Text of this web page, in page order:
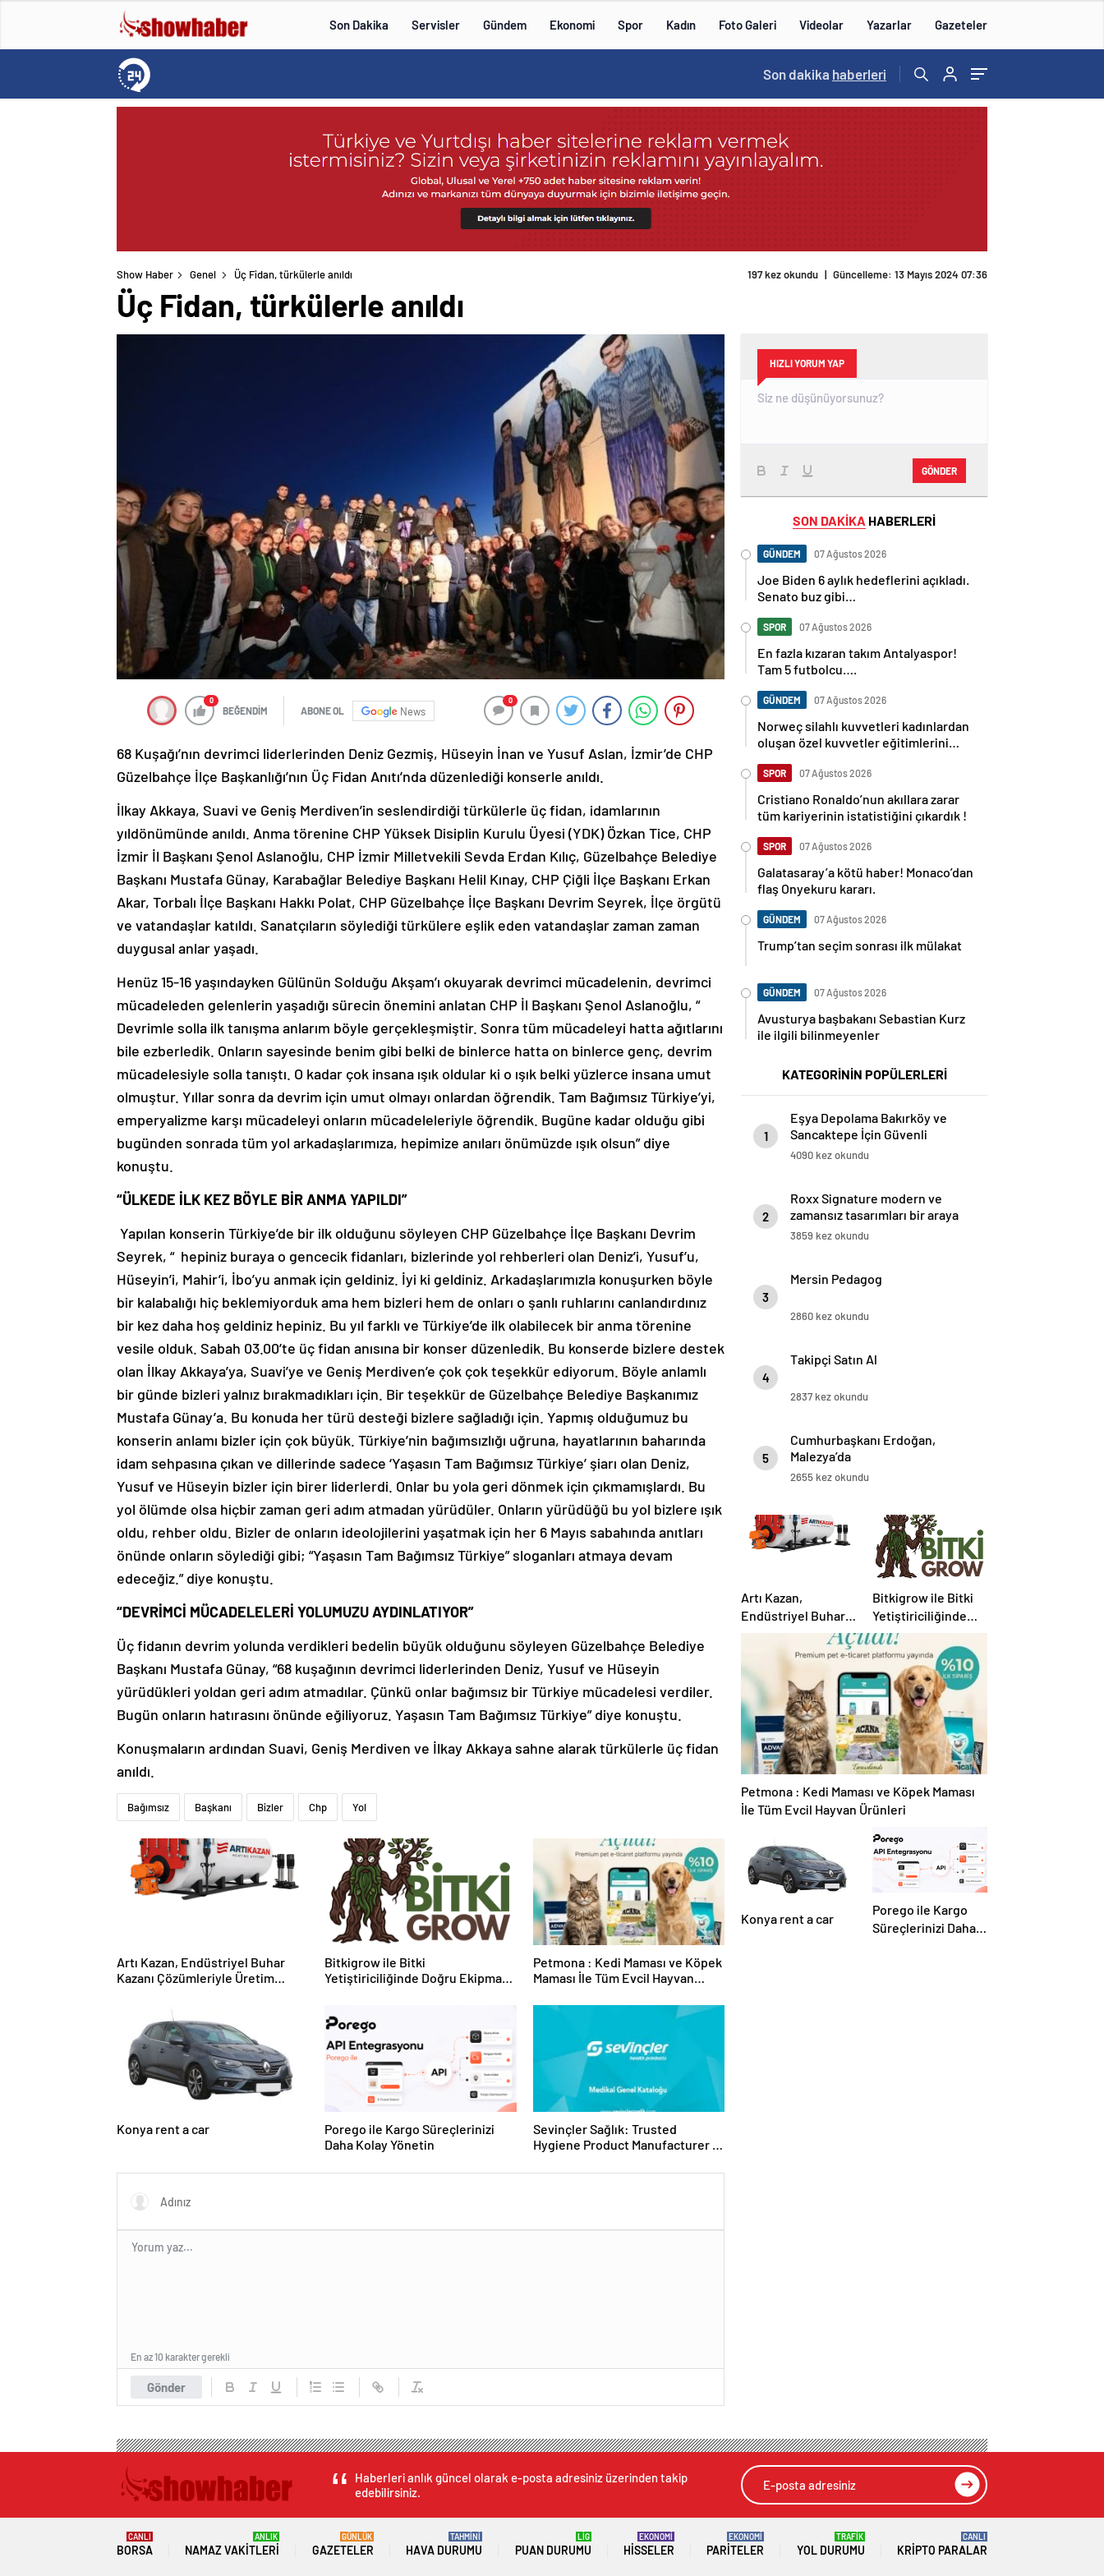
Son Dakika Servisler Gündem Ekonomi Spor Kadın Foto Galeri Videolar Yazarlar Gazeteler
Son dakika haberleri
Show Haber Genel Üç Fidan, türkülerle anıldı 197 kez okundu | Güncelleme: 13 Mayıs 2024 07:36
Üç Fidan, türkülerle anıldı
0
BEĞENDİM ABONE OL News
0
68 Kuşağı’nın devrimci liderlerinden Deniz Gezmiş, Hüseyin İnan ve Yusuf Aslan, İzmir’de CHP
Güzelbahçe İlçe Başkanlığı’nın Üç Fidan Anıtı’nda düzenlediği konserle anıldı.
İlkay Akkaya, Suavi ve Geniş Merdiven’in seslendirdiği türkülerle üç fidan, idamlarının
yıldönümünde anıldı. Anma törenine CHP Yüksek Disiplin Kurulu Üyesi (YDK) Özkan Tice, CHP
İzmir İl Başkanı Şenol Aslanoğlu, CHP İzmir Milletvekili Sevda Erdan Kılıç, Güzelbahçe Belediye
Başkanı Mustafa Günay, Karabağlar Belediye Başkanı Helil Kınay, CHP Çiğli İlçe Başkanı Erkan
Akar, Torbalı İlçe Başkanı Hakkı Polat, CHP Güzelbahçe İlçe Başkanı Devrim Seyrek, İlçe örgütü
ve vatandaşlar katıldı. Sanatçıların söylediği türkülere eşlik eden vatandaşlar zaman zaman
duygusal anlar yaşadı.
Henüz 15-16 yaşındayken Gülünün Solduğu Akşam’ı okuyarak devrimci mücadelenin, devrimci
mücadeleden gelenlerin yaşadığı sürecin önemini anlatan CHP İl Başkanı Şenol Aslanoğlu, “
Devrimle solla ilk tanışma anlarım böyle gerçekleşmiştir. Sonra tüm mücadeleyi hatta ağıtlarını
bile ezberledik. Onların sayesinde benim gibi belki de binlerce hatta on binlerce genç, devrim
mücadelesiyle solla tanıştı. O kadar çok insana ışık oldular ki o ışık belki yüzlerce insana umut
olmuştur. Yıllar sonra da devrim için umut olmayı onlardan öğrendik. Tam Bağımsız Türkiye’yi,
emperyalizme karşı mücadeleyi onların mücadeleleriyle öğrendik. Bugüne kadar olduğu gibi
bugünden sonrada tüm yol arkadaşlarımıza, hepimize anıları önümüzde ışık olsun” diye
konuştu.
“ÜLKEDE İLK KEZ BÖYLE BİR ANMA YAPILDI”
Yapılan konserin Türkiye’de bir ilk olduğunu söyleyen CHP Güzelbahçe İlçe Başkanı Devrim
Seyrek, “ hepiniz buraya o gencecik fidanları, bizlerinde yol rehberleri olan Deniz’i, Yusuf’u,
Hüseyin’i, Mahir’i, İbo’yu anmak için geldiniz. İyi ki geldiniz. Arkadaşlarımızla konuşurken böyle
bir kalabalığı hiç beklemiyorduk ama hem bizleri hem de onları o şanlı ruhlarını canlandırdınız
bir kez daha hoş geldiniz hepiniz. Bu yıl farklı ve Türkiye’de ilk olabilecek bir anma törenine
vesile olduk. Sabah 03.00’te üç fidan anısına bir konser düzenledik. Bu konserde bizlere destek
olan İlkay Akkaya’ya, Suavi’ye ve Geniş Merdiven’e çok çok teşekkür ediyorum. Böyle anlamlı
bir günde bizleri yalnız bırakmadıkları için. Bir teşekkür de Güzelbahçe Belediye Başkanımız
Mustafa Günay’a. Bu konuda her türü desteği bizlere sağladığı için. Yapmış olduğumuz bu
konserin anlamı bizler için çok büyük. Türkiye’nin bağımsızlığı uğruna, hayatlarının baharında
idam sehpasına çıkan ve dillerinde sadece ‘Yaşasın Tam Bağımsız Türkiye’ şiarı olan Deniz,
Yusuf ve Hüseyin bizler için birer liderlerdi. Onlar bu yola geri dönmek için çıkmamışlardı. Bu
yol ölümde olsa hiçbir zaman geri adım atmadan yürüdüler. Onların yürüdüğü bu yol bizlere ışık
oldu, rehber oldu. Bizler de onların ideolojilerini yaşatmak için her 6 Mayıs sabahında anıtları
önünde onların söylediği gibi; “Yaşasın Tam Bağımsız Türkiye” sloganları atmaya devam
edeceğiz.” diye konuştu.
“DEVRİMCİ MÜCADELELERİ YOLUMUZU AYDINLATIYOR”
Üç fidanın devrim yolunda verdikleri bedelin büyük olduğunu söyleyen Güzelbahçe Belediye
Başkanı Mustafa Günay, “68 kuşağının devrimci liderlerinden Deniz, Yusuf ve Hüseyin
yürüdükleri yoldan geri adım atmadılar. Çünkü onlar bağımsız bir Türkiye mücadelesi verdiler.
Bugün onların hatırasını önünde eğiliyoruz. Yaşasın Tam Bağımsız Türkiye” diye konuştu.
Konuşmaların ardından Suavi, Geniş Merdiven ve İlkay Akkaya sahne alarak türkülerle üç fidan
anıldı.
Bağımsız Başkanı Bizler Chp Yol
Artı Kazan, Endüstriyel Buhar
Kazanı Çözümleriyle Üretim
Bitkigrow ile Bitki
Yetiştiriciliğinde Doğru Ekipman
Petmona : Kedi Maması ve Köpek
Maması İle Tüm Evcil Hayvan
Konya rent a car
Porego ile Kargo Süreçlerinizi
Daha Kolay Yönetin
Sevinçler Sağlık: Trusted
Hygiene Product Manufacturer in
Gönder
En az 10 karakter gerekli
HIZLI YORUM YAP
GÖNDER
SON DAKİKA HABERLERİ
GÜNDEM 07 Ağustos 2026
Joe Biden 6 aylık hedeflerini açıkladı.
Senato buz gibi…
SPOR 07 Ağustos 2026
En fazla kızaran takım Antalyaspor!
Tam 5 futbolcu….
GÜNDEM 07 Ağustos 2026
Norweç silahlı kuvvetleri kadınlardan
oluşan özel kuvvetler eğitimlerini
SPOR 07 Ağustos 2026
Cristiano Ronaldo’nun akıllara zarar
tüm kariyerinin istatistiğini çıkardık !
SPOR 07 Ağustos 2026
Galatasaray’a kötü haber! Monaco’dan
flaş Onyekuru kararı.
GÜNDEM 07 Ağustos 2026
Trump’tan seçim sonrası ilk mülakat
GÜNDEM 07 Ağustos 2026
Avusturya başbakanı Sebastian Kurz
ile ilgili bilinmeyenler
KATEGORİNİN POPÜLERLERİ
1
Eşya Depolama Bakırköy ve
Sancaktepe İçin Güvenli
İklimlendirmeli Çözüm
4090 kez okundu
2
Roxx Signature modern ve
zamansız tasarımları bir araya
getiriyor
3859 kez okundu
3
Mersin Pedagog
2860 kez okundu
4
Takipçi Satın Al
2837 kez okundu
5
Cumhurbaşkanı Erdoğan,
Malezya’da
2655 kez okundu
Artı Kazan,
Endüstriyel Buhar
Kazanı
Çözümleriyle
Üretim Tesislerine
Verimli Sistemler
Sunuyor
Bitkigrow ile Bitki
Yetiştiriciliğinde
Doğru Ekipman ve
Ürün Seçimi
Petmona : Kedi Maması ve Köpek Maması
İle Tüm Evcil Hayvan Ürünleri
Konya rent a car
Porego ile Kargo
Süreçlerinizi Daha
Haberleri anlık güncel olarak e-posta adresiniz üzerinden takip
edebilirsiniz.
BORSA
CANLI
NAMAZ VAKITLERI
ANLIK
GAZETELER
GÜNLÜK
HAVA DURUMU
TAHMİNİ
PUAN DURUMU
LİG
HISSELER
EKONOMİ
PARITELER
EKONOMİ
YOL DURUMU
TRAFİK
KRIPTO PARALAR
CANLI